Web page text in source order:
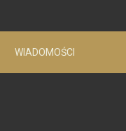
WIADOMOŚCI